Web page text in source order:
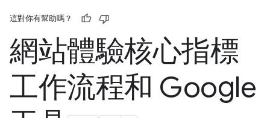
這對你有幫助嗎？
網站體驗核心指標
工作流程和 Google